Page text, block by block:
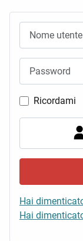
Ricordami
Hai
Hai